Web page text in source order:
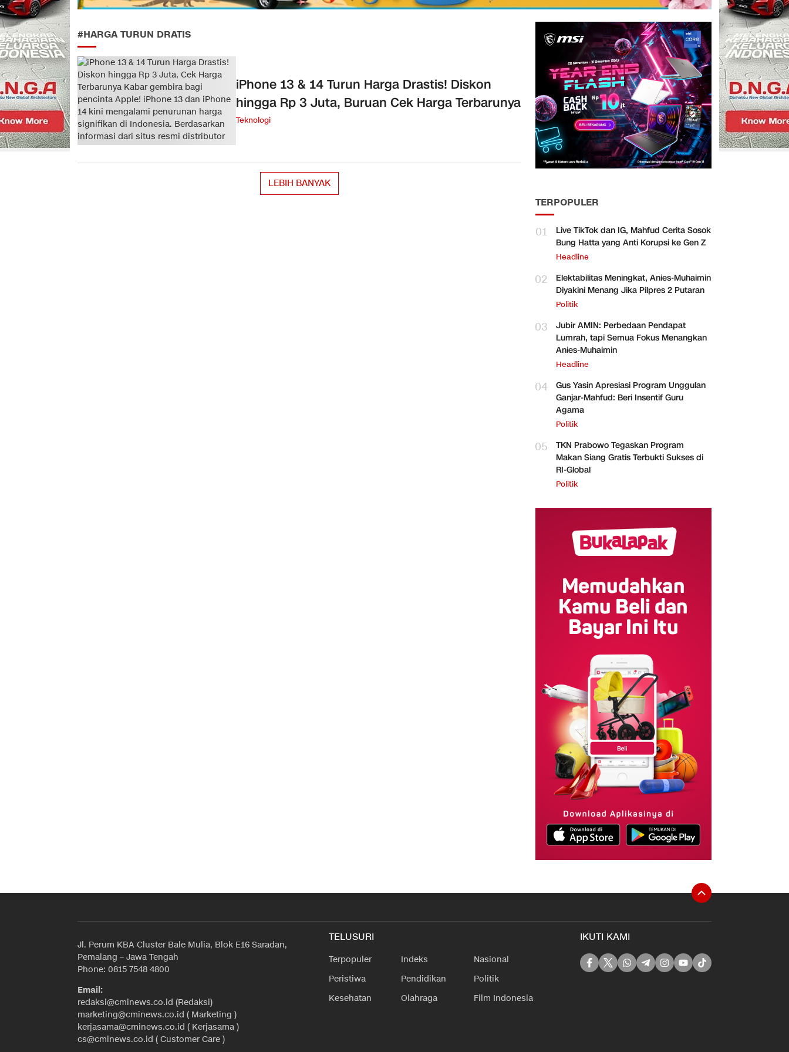
#HARGA TURUN DRATIS
iPhone 13 & 14 Turun Harga Drastis! Diskon
hingga Rp 3 Juta, Buruan Cek Harga Terbarunya
Teknologi
LEBIH BANYAK
TERPOPULER
01
Live TikTok dan IG, Mahfud Cerita Sosok
Bung Hatta yang Anti Korupsi ke Gen Z
Headline
02
Elektabilitas Meningkat, Anies-Muhaimin
Diyakini Menang Jika Pilpres 2 Putaran
Politik
03
Jubir AMIN: Perbedaan Pendapat
Lumrah, tapi Semua Fokus Menangkan
Anies-Muhaimin
Headline
04
Gus Yasin Apresiasi Program Unggulan
Ganjar-Mahfud: Beri Insentif Guru
Agama
Politik
05
TKN Prabowo Tegaskan Program
Makan Siang Gratis Terbukti Sukses di
RI-Global
Politik
Jl. Perum KBA Cluster Bale Mulia, Blok E16 Saradan,
Pemalang – Jawa Tengah
Phone: 0815 7548 4800
Email:
redaksi@cminews.co.id (Redaksi)
marketing@cminews.co.id ( Marketing )
kerjasama@cminews.co.id ( Kerjasama )
cs@cminews.co.id ( Customer Care )
TELUSURI
Terpopuler Indeks
Nasional
Peristiwa
Pendidikan
Politik
Kesehatan
Olahraga Film Indonesia
IKUTI KAMI